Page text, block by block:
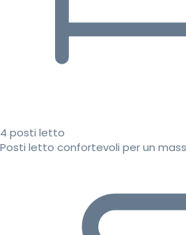
4 posti letto
Posti letto confortevoli per un